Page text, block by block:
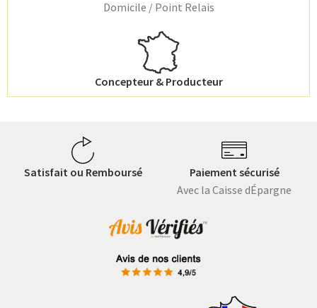
Domicile / Point Relais
Concepteur & Producteur
Satisfait ou Remboursé
Paiement sécurisé
Avec la Caisse dÉpargne